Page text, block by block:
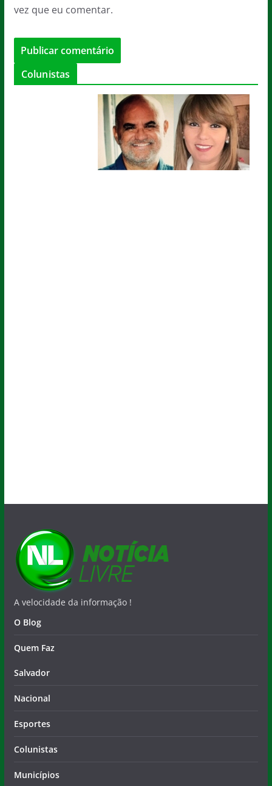
vez que eu comentar.
Colunistas
A velocidade da informação !
O Blog
Quem Faz
Salvador
Nacional
Esportes
Colunistas
Municípios